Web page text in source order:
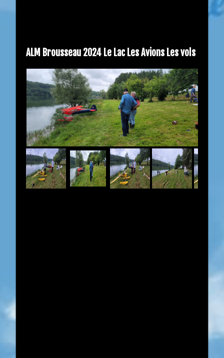
ALM Brousseau 2024 Le Lac Les Avions Les vols